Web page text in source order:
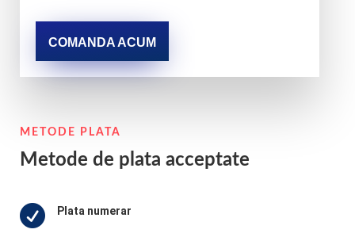
COMANDA ACUM
METODE PLATA
Metode de plata acceptate
 Plata numerar